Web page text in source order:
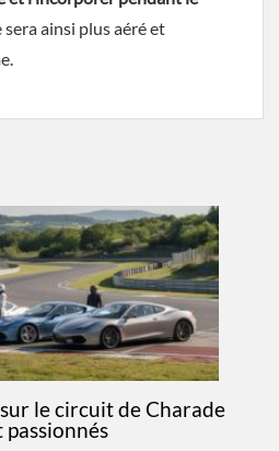
ainsi plus aéré et
le circuit de Charade